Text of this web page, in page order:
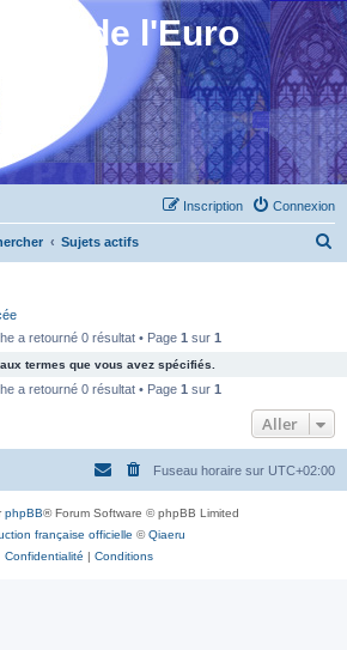
de l'Euro
Connexion
Inscription
Sujets actifs
c
e
a retourné 0 résultat • Page 1 sur 1
termes que vous avez spécifiés.
a retourné 0 résultat • Page 1 sur 1
Aller
Fuseau horaire sur UTC+02:00
phpBB® Forum Software © phpBB Limited
française officielle ©Qiaeru
Confidentialité | Conditions